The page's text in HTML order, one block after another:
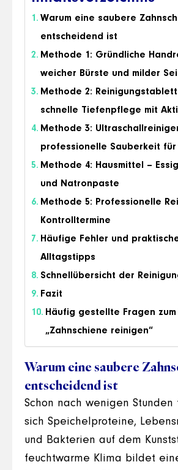
Warum eine saubere
entscheidend ist
Methode 1: Gründliche
weicher Bürste und milder
Methode 2:
schnelle Tiefenpflege mit
Methode 3:
professionelle Sauberkeit für
Methode 4: Hausmittel –
und Natronpaste
Methode 5: Professionelle
Kontrolltermine
Häufige Fehler und
Alltagstipps
Schnellübersicht der
Fazit
Häufig gestellte Fragen zum
„Zahnschiene reinigen“
Warum eine saubere
entscheidend ist
Schon nach wenigen
sich Speichelproteine,
und Bakterien auf dem
feuchtwarme Klima bildet